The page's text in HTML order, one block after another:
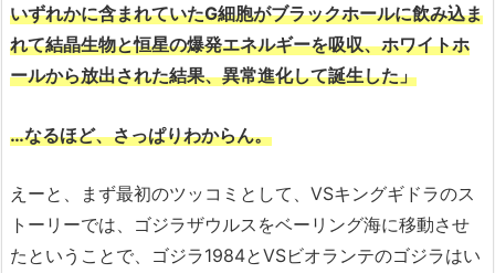
いずれかに含まれていたG細胞がブラックホールに飲み込ま
れて結晶生物と恒星の爆発エネルギーを吸収、ホワイトホ
ールから放出された結果、異常進化して誕生した」
…なるほど、さっぱりわからん。
えーと、まず最初のツッコミとして、VSキングギドラのス
トーリーでは、ゴジラザウルスをベーリング海に移動させ
たということで、ゴジラ1984とVSビオランテのゴジラはい